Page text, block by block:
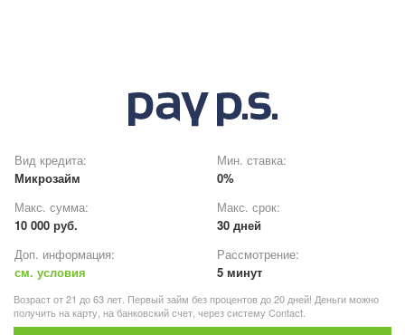
Вид кредита:
Микрозайм
Мин. ставка:
0%
Макс. сумма:
10 000 руб.
Макс. срок:
30 дней
Доп. информация:
см. условия
Рассмотрение:
5 минут
Возраст от 21 до 63 лет. Первый займ без процентов до 20 дней! Деньги можно
получить на карту, на банковский счет, через систему Contact.